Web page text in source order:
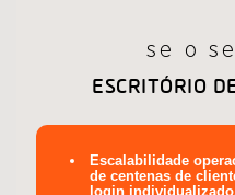
se o
ESCRITÓRIO
Escalabilidade
de centenas de
login